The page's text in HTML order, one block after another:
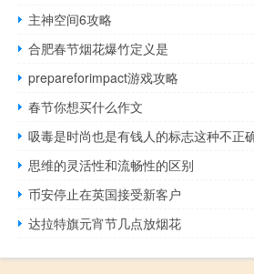
主神空间6攻略
合肥春节烟花爆竹定义是
prepareforimpact游戏攻略
春节你想买什么作文
吸毒是时尚也是有钱人的标志这种不正
思维的灵活性和流畅性的区别
币安停止在英国接受新客户
达拉特旗元宵节几点放烟花